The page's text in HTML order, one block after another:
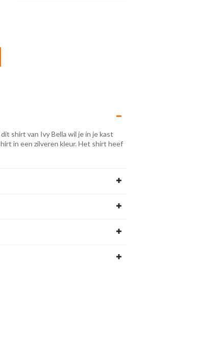
shirt van Ivy Bella wil je in je kast
in een zilveren kleur. Het shirt heef